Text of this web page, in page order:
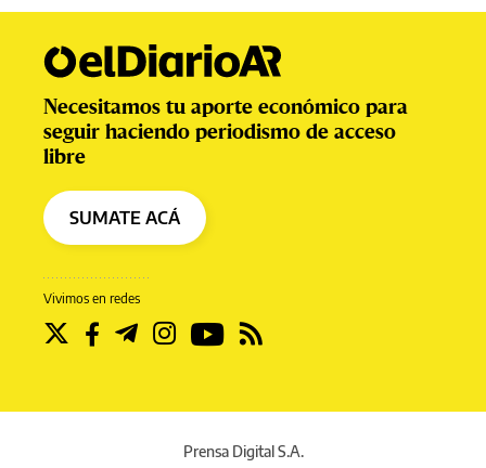
Vivimos en redes
Necesitamos tu aporte económico para
seguir haciendo periodismo de acceso
libre
SUMATE ACÁ
Prensa Digital S.A.